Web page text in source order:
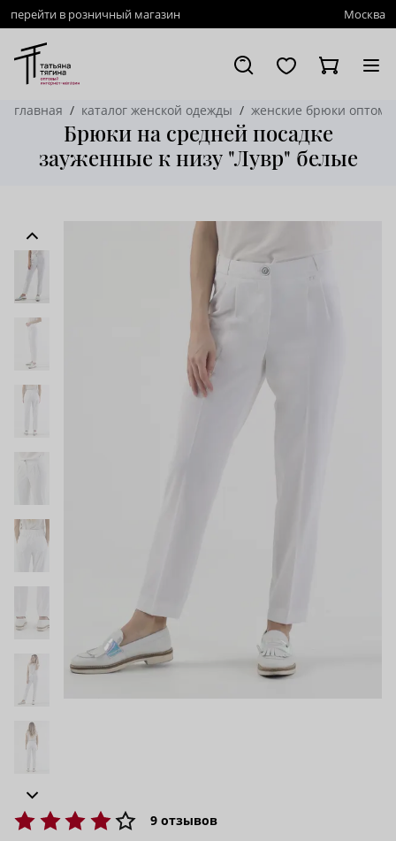
перейти в розничный магазин Москва
главная каталог женской одежды женские брюки оптом
Брюки на средней посадке
зауженные к низу "Лувр" белые
9 отзывов